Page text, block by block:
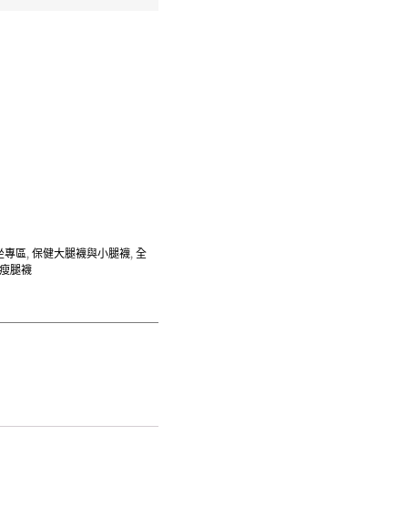
專區,保健大腿襪與小腿襪,全
腿襪